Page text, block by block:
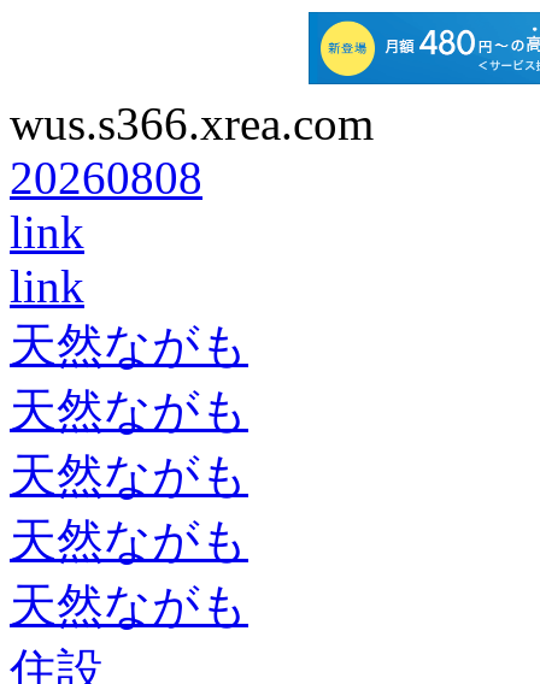
wus.s366.xrea.com
20260808
link
link
天然ながも
天然ながも
天然ながも
天然ながも
天然ながも
住設